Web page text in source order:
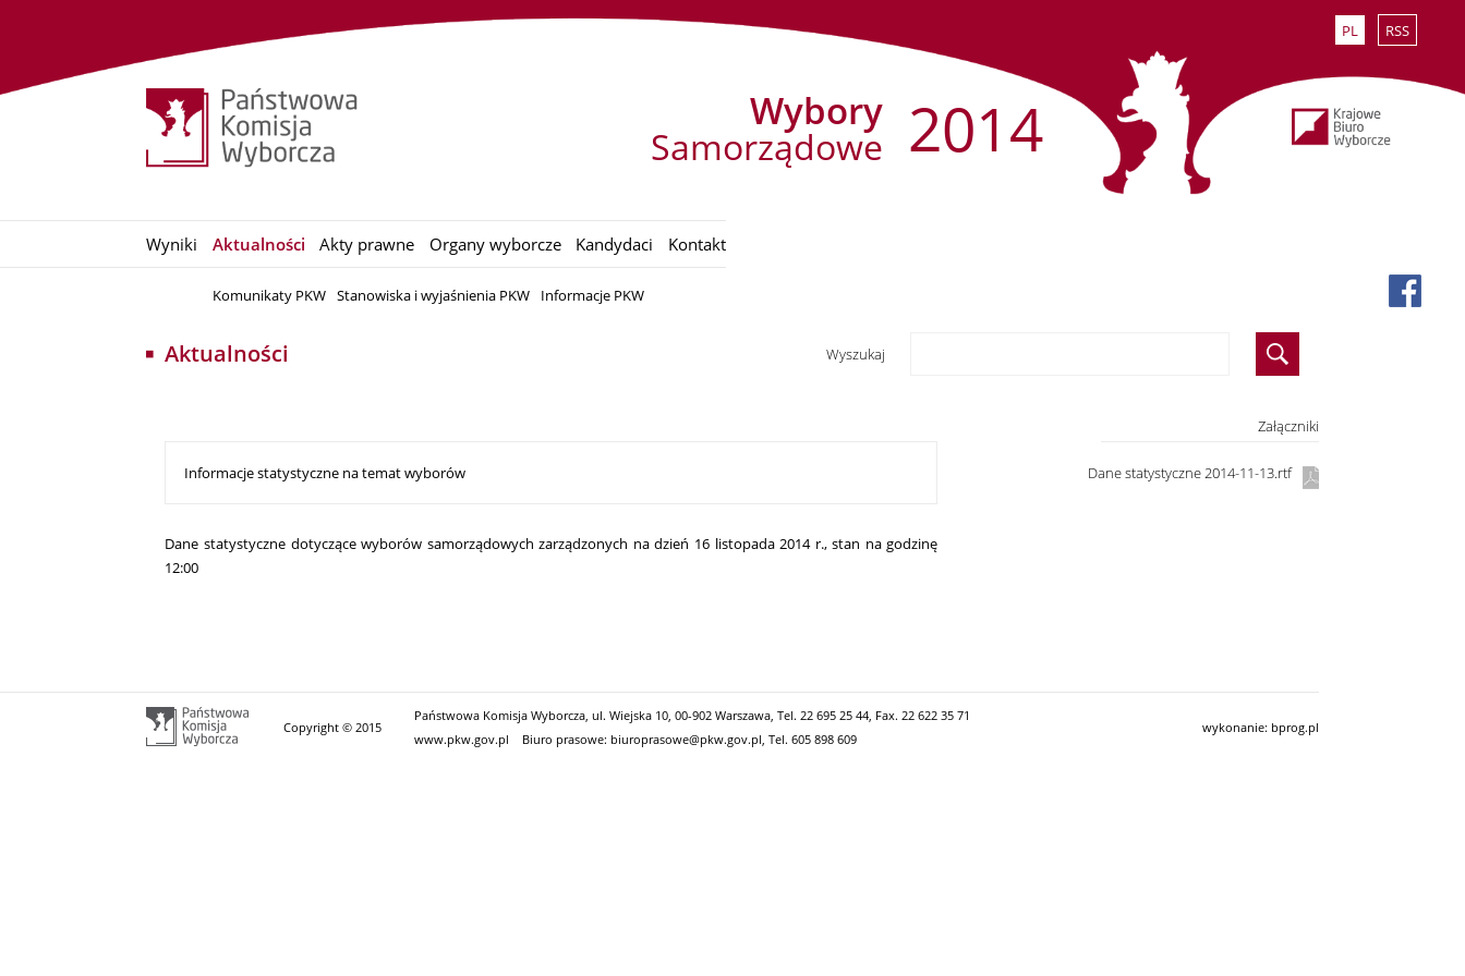
PL RSS
Wybory
Samorządowe 2014
Wyniki Aktualności
Komunikaty PKW Stanowiska i wyjaśnienia PKW Informacje PKW
Akty prawne Organy wyborcze Kandydaci Kontakt
Aktualności Wyszukaj
Informacje statystyczne na temat wyborów
Dane statystyczne dotyczące wyborów samorządowych zarządzonych na dzień 16 listopada 2014 r., stan na godzinę
12:00
Załączniki
Dane statystyczne 2014-11-13.rtf
Copyright © 2015
Państwowa Komisja Wyborcza, ul. Wiejska 10, 00-902 Warszawa, Tel. 22 695 25 44, Fax. 22 622 35 71
www.pkw.gov.pl Biuro prasowe: biuroprasowe@pkw.gov.pl, Tel. 605 898 609
wykonanie: bprog.pl